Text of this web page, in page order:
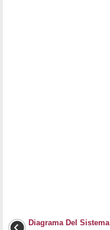
Diagrama Del Sistema